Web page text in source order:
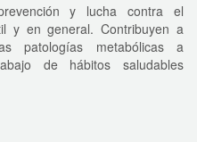
y lucha contra el
y en general. Contribuyen a
patologías metabólicas a
de hábitos saludables